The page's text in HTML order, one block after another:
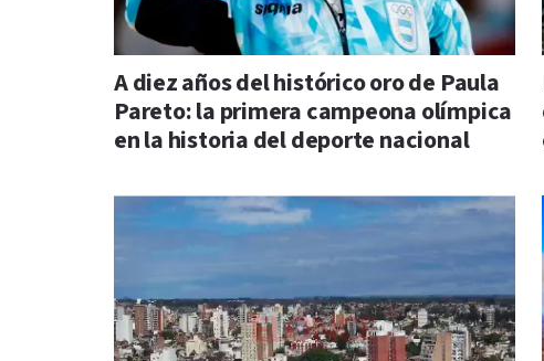
A diez años del histórico oro de Paula
Pareto: la primera campeona olímpica
en la historia del deporte nacional